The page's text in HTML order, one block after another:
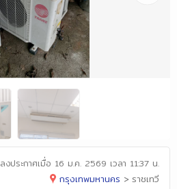
ลงประกาศเมื่อ 16 ม.ค. 2569 เวลา 11:37 น.
กรุงเทพมหานคร > ราชเทวี